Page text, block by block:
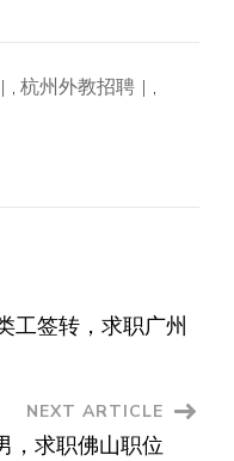
, 杭州外教招聘
,
工签转，求职广州
NEXT ARTICLE
，求职佛山职位